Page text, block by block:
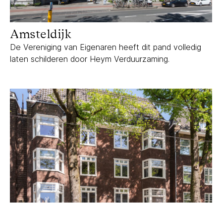
Amsteldijk
De Vereniging van Eigenaren heeft dit pand volledig
laten schilderen door Heym Verduurzaming.
Beethovenstraat